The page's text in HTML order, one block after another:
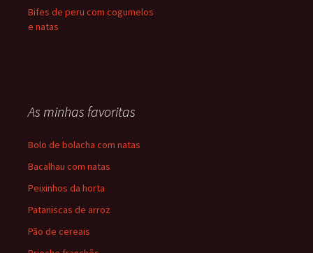
Bifes de peru com cogumelos
e natas
As minhas favoritas
Bolo de bolacha com natas
Bacalhau com natas
Peixinhos da horta
Pataniscas de arroz
Pão de cereais